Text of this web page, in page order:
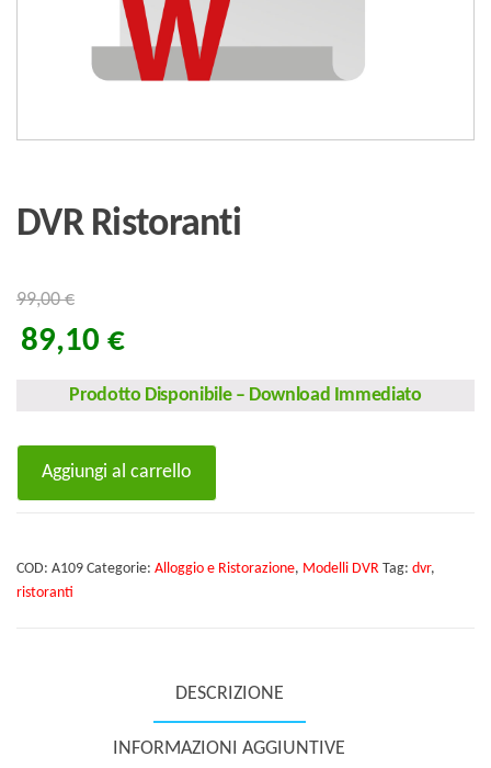
DVR Ristoranti
99,00€
89,10 €
Prodotto Disponibile – Download Immediato
Aggiungi al carrello
COD: A109 Categorie: Alloggio e Ristorazione, Modelli DVR Tag: dvr,
ristoranti
DESCRIZIONE
INFORMAZIONI AGGIUNTIVE